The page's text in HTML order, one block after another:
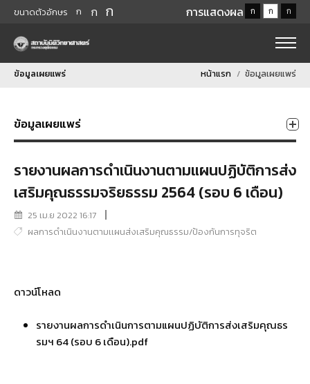
ขนาดตัวอักษร ก ก ก การแสดงผล ก ก ก
ข้อมูลเผยแพร่ หน้าแรก ข้อมูลเผยแพร่
ข้อมูลเผยแพร่
รายงานผลการดำเนินงานตามแผนปฏิบัติการส่ง
เสริมคุณธรรมจริยธรรม 2564 (รอบ 6 เดือน)
25 เม.ย 2022 16:17
ผลการดำเนินงานตามเเผนส่งเสริมคุณธรรม/ป้องกันการทุจริต
ดาวน์โหลด
รายงานผลการดำเนินการตามแผนปฏิบัติการส่งเสริมคุณธร
รมฯ 64 (รอบ 6 เดือน).pdf